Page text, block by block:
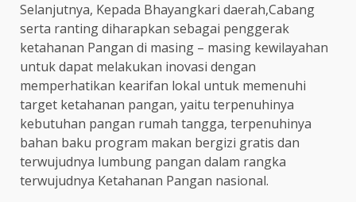
Selanjutnya, Kepada Bhayangkari daerah,Cabang
serta ranting diharapkan sebagai penggerak
ketahanan Pangan di masing – masing kewilayahan
untuk dapat melakukan inovasi dengan
memperhatikan kearifan lokal untuk memenuhi
target ketahanan pangan, yaitu terpenuhinya
kebutuhan pangan rumah tangga, terpenuhinya
bahan baku program makan bergizi gratis dan
terwujudnya lumbung pangan dalam rangka
terwujudnya Ketahanan Pangan nasional.